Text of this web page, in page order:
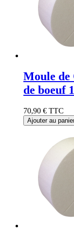
Moule de
de boeuf
70,90 € TTC
Ajouter au